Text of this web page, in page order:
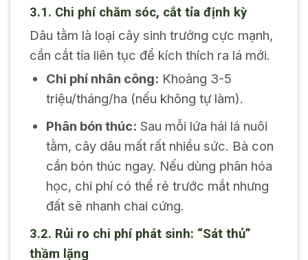
3.1. Chi phí chăm sóc, cắt tỉa định kỳ
Dâu tằm là loại cây sinh trưởng cực mạnh,
cần cắt tỉa liên tục để kích thích ra lá mới.
Chi phí nhân công: Khoảng 3-5
triệu/tháng/ha (nếu không tự làm).
Phân bón thúc: Sau mỗi lứa hái lá nuôi
tằm, cây dâu mất rất nhiều sức. Bà con
cần bón thúc ngay. Nếu dùng phân hóa
học, chi phí có thể rẻ trước mắt nhưng
đất sẽ nhanh chai cứng.
3.2. Rủi ro chi phí phát sinh: “Sát thủ”
thầm lặng